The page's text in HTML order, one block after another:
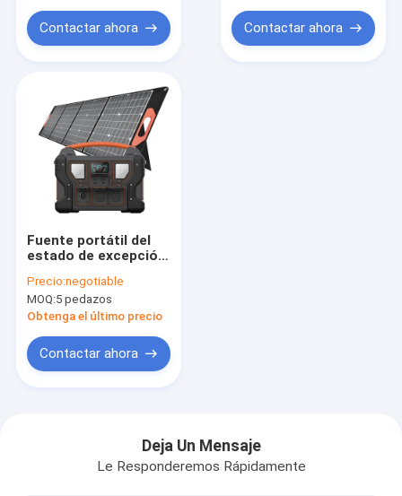
Contactar ahora
descarga
Contactar ahora
Fuente portátil del
estado de excepción
eléctrica del
generador
300/500/700/1000W
Precio:negotiable
MOQ:5 pedazos
Obtenga el último precio
Contactar ahora
Deja Un Mensaje
Le Responderemos Rápidamente